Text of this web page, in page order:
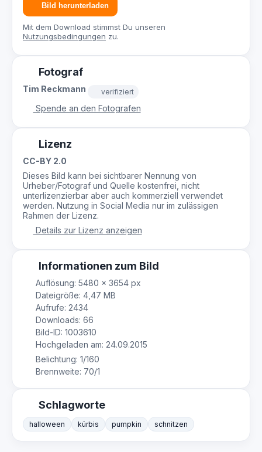
Bild herunterladen
Mit dem Download stimmst Du unseren
Nutzungsbedingungen zu.
Fotograf
Tim Reckmann verifiziert
Spende an den Fotografen
Lizenz
CC-BY 2.0
Dieses Bild kann bei sichtbarer Nennung von
Urheber/Fotograf und Quelle kostenfrei, nicht
unterlizenzierbar aber auch kommerziell verwendet
werden. Nutzung in Social Media nur im zulässigen
Rahmen der Lizenz.
Details zur Lizenz anzeigen
Informationen zum Bild
Auflösung: 5480 × 3654 px
Dateigröße: 4,47 MB
Aufrufe: 2434
Downloads: 66
Bild-ID: 1003610
Hochgeladen am: 24.09.2015
Belichtung: 1/160
Brennweite: 70/1
Schlagworte
halloween kürbis pumpkin schnitzen